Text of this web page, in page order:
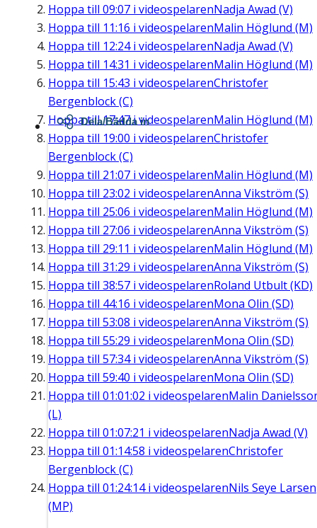
Hoppa till 09:07 i videospelarenNadja Awad (V)
Hoppa till 11:16 i videospelarenMalin Höglund (M)
Hoppa till 12:24i videospelarenNadja Awad (V)
Hoppa till 14:31 i videospelarenMalin Höglund (M)
Hoppa till 15:43 i videospelarenChristofer
Bergenblock (C)
Hoppa till17:47i videospelarenMalin Höglund (M)
Hoppa till 19:00 i videospelarenChristofer
Bergenblock (C)
Hoppa till 21:07 i videospelarenMalin Höglund (M)
Hoppa till 23:02 i videospelarenAnna Vikström (S)
Hoppa till 25:06 i videospelarenMalin Höglund (M)
Hoppa till 27:06 i videospelarenAnna Vikström (S)
Hoppa till 29:11 i videospelarenMalin Höglund (M)
Hoppa till 31:29 i videospelarenAnna Vikström (S)
Hoppa till 38:57 i videospelarenRoland Utbult (KD)
Hoppa till 44:16 i videospelarenMona Olin (SD)
Hoppa till 53:08 i videospelarenAnna Vikström (S)
Hoppa till 55:29 i videospelarenMona Olin (SD)
Hoppa till 57:34i videospelarenAnna Vikström (S)
Hoppa till 59:40 i videospelarenMona Olin (SD)
Hoppa till 01:01:02 i videospelarenMalin
(L)
Hoppa till 01:07:21 i videospelarenNadja Awad (V)
Hoppa till 01:14:58 i videospelarenChristofer
Bergenblock (C)
Hoppa till 01:24:14i videospelarenNils Seye Larsen
(MP)
Dela/Bädda in